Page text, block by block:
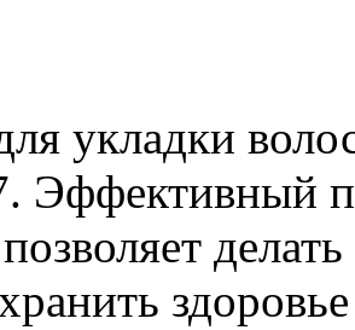
укладки
Эффективный